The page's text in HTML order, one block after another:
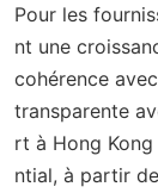
Pour les
nt une
cohérence
transparente
rt à Hong Kong
ntial, à partir